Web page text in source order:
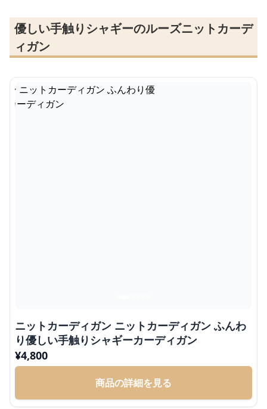
優しい手触りシャギーのルーズニットカーデ
ィガン
ニットカーディガン ニットカーディガン ふんわ
り優しい手触りシャギーカーディガン
¥4,800
商品の詳細を見る